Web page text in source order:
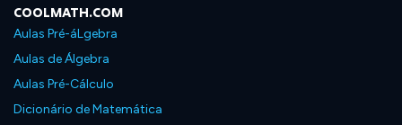
COOLMATH.COM
Aulas Pré-áLgebra
Aulas de Álgebra
Aulas Pré-Cálculo
Dicionário de Matemática